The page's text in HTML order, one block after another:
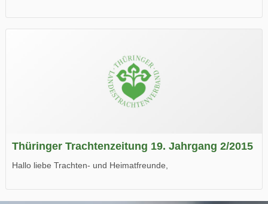
Wir wünschen Euch viel Spaß beim Lesen.
Thüringer Trachtenzeitung 19. Jahrgang 2/2015
Hallo liebe Trachten- und Heimatfreunde,
Wir wünschen Euch viel Spaß beim Lesen.